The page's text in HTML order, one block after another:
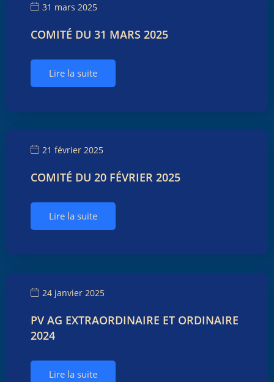
31 mars 2025
COMITÉ DU 31 MARS 2025
Lire la suite
21 février 2025
COMITÉ DU 20 FÉVRIER 2025
Lire la suite
24 janvier 2025
PV AG EXTRAORDINAIRE ET ORDINAIRE
2024
Lire la suite